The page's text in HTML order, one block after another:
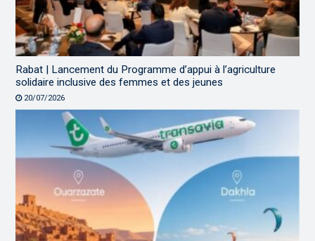
Rabat | Lancement du Programme d’appui à l’agriculture
solidaire inclusive des femmes et des jeunes
20/07/2026